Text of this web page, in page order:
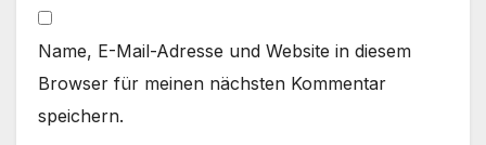
Name, E-Mail-Adresse und Website in diesem
Browser für meinen nächsten Kommentar
speichern.